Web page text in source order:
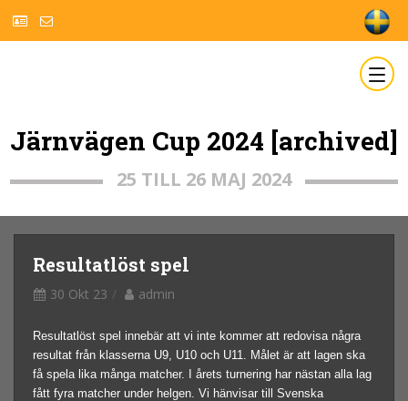
Järnvägen Cup 2024 [archived]
25 TILL 26 MAJ 2024
Resultatlöst spel
30 Okt 23 admin
Resultatlöst spel innebär att vi inte kommer att redovisa några
resultat från klasserna U9, U10 och U11. Målet är att lagen ska
få spela lika många matcher. I årets turnering har nästan alla lag
fått fyra matcher under helgen. Vi hänvisar till Svenska